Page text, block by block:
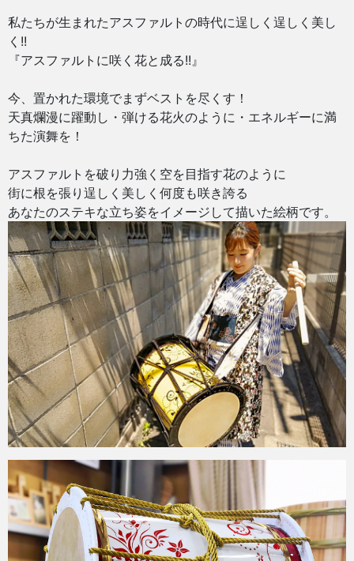
私たちが生まれたアスファルトの時代に逞しく逞しく美し
く!!
『アスファルトに咲く花と成る!!』
今、置かれた環境でまずベストを尽くす！
天真爛漫に躍動し・弾ける花火のように・エネルギーに満
ちた演舞を！
アスファルトを破り力強く空を目指す花のように
街に根を張り逞しく美しく何度も咲き誇る
あなたのステキな立ち姿をイメージして描いた絵柄です。